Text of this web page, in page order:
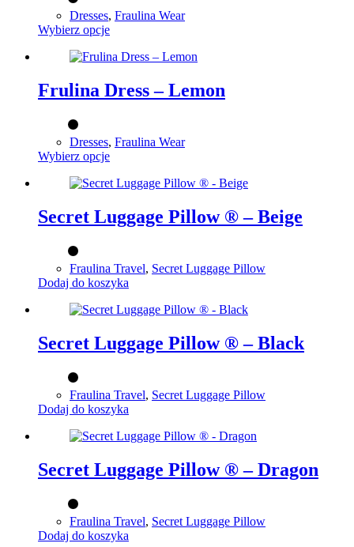
stronie
produktu
Dresses, Fraulina Wear
Wybierz opcjeTen
ma
wariantów.
Opcje
na
stronie
Frulina Dress – Lemon
Dresses, Fraulina Wear
Wybierz opcjeTen
ma
wariantów.
Opcje
na
stronie
Secret Luggage Pillow ® – Beige
Fraulina Travel, Secret Luggage Pillow
Dodaj do koszyka
Secret Luggage Pillow ® – Black
Fraulina Travel, Secret Luggage Pillow
Dodaj do koszyka
Secret Luggage Pillow ® – Dragon
Fraulina Travel, Secret Luggage Pillow
Dodaj do koszyka